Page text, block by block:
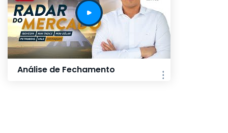
Análise de Fechamento